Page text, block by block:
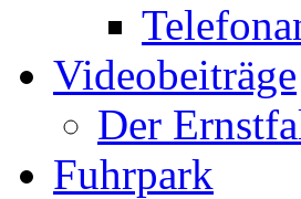
Videobeiträge
Der
Fuhrpark